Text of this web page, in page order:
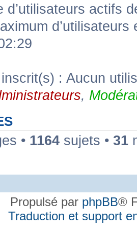
d’utilisateurs actifs
: Aucun
,
• 1164 sujets • 31
Propulsé par phpBB®
Traduction et support